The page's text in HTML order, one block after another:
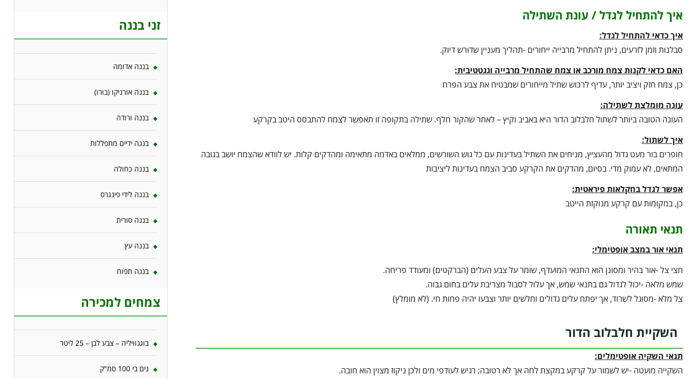
איך להתחיל לגדל / עונת השתילה
איך כדאי להתחיל לגדל:
סבלנות וזמן לזרעים, ניתן להתחיל מרבייה ייחורים -תהליך מעניין שדורש דיוק.
האם כדאי לקנות צמח מורכב או צמח שהתחיל מרבייה וגגטטיבית:
כן, צמח חזק ויציב יותר, עדיף לרכוש שתיל מייחורים שמבטיח את צבע הפרח
עונה מומלצת לשתילה:
העונה הטובה ביותר לשתול חלבלוב הדור היא באביב וקיץ – לאחר שהקור חלף. שתילה בתקופה זו תאפשר לצמח להתבסס היטב בקרקע
איך לשתול:
חופרים בור מעט גדול מהעציץ, מניחים את השתיל בעדינות עם כל גוש השורשים, ממלאים באדמה מתאימה ומהדקים קלות. יש לוודא שהצמח יושב בגובה
המתאים, לא עמוק מדי. בסיום, מהדקים את הקרקע סביב הצמח בעדינות ליציבות
אפשר לגדל בחקלאות פיראטית:
כן, במקומות עם קרקע מנוקזת הייטב
תנאי תאורה
תנאי אור במצב אופטימלי:
חצי צל -אור בהיר ומסונן הוא התנאי המועדף, שומר על צבע העלים (הברקטים) ומעודד פריחה.
שמש מלאה -יכול לגדול גם בתנאי שמש, אך עלול לסבול מצריבת עלים בחום גבוה.
צל מלא -מסוגל לשרוד, אך יפתח עלים גדולים וחלשים יותר וצבעו יהיה פחות חי. (לא מומלץ)
השקיית חלבלוב הדור
תנאי השקיה אופטימלים:
השקייה מועטה -יש לשמור על קרקע במקצת לחה אך לא רטובה; רגיש לעודפי מים ולכן ניקוז מצוין הוא חובה.
זני בננה
בננה אדומה
בננה אורניקו (בורו)
בננה ורודה
בננה ידיים מתפללות
בננה כחולה
בננה לידי פינגרס
בננה סורית
בננה עץ
בננה תפוח
צמחים למכירה
בוגנוויליה – צבע לבן – 25 ליטר
נים בי 100 סמ"ק